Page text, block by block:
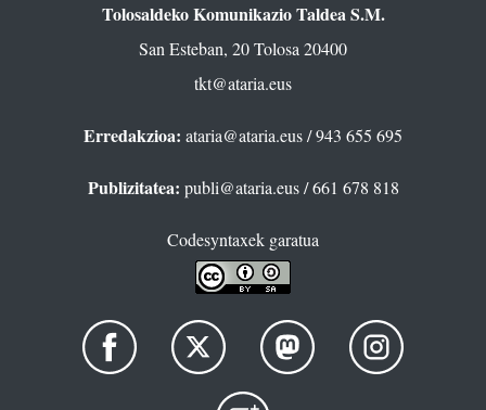
Tolosaldeko Komunikazio Taldea S.M.
San Esteban, 20 Tolosa 20400
tkt@ataria.eus
Erredakzioa: ataria@ataria.eus/ 943 655 695
Publizitatea: publi@ataria.eus/ 661 678 818
Codesyntaxek garatua